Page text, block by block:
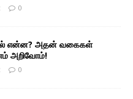
0
என்ன? அதன் வகைகள்
அறிவோம்!
0